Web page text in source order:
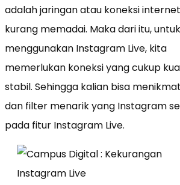
adalah jaringan atau koneksi
kurang memadai. Maka dari itu, untuk
menggunakan Instagram Live, kita
memerlukan koneksi yang cukup
stabil. Sehingga kalian bisa
dan filter menarik yang Instagram
pada fitur Instagram Live.